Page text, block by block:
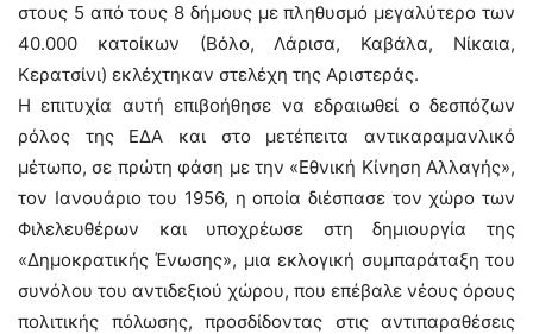
στους 5 από τους 8 δήμους με πληθυσμό μεγαλύτερο των
40.000 κατοίκων (Βόλο, Λάρισα, Καβάλα, Νίκαια,
Κερατσίνι) εκλέχτηκαν στελέχη της Αριστεράς.
Η επιτυχία αυτή επιβοήθησε να εδραιωθεί ο δεσπόζων
ρόλος της ΕΔΑ και στο μετέπειτα αντικαραμανλικό
μέτωπο, σε πρώτη φάση με την «Εθνική Κίνηση Αλλαγής»,
τον Ιανουάριο του 1956, η οποία διέσπασε τον χώρο των
Φιλελευθέρων και υποχρέωσε στη δημιουργία της
«Δημοκρατικής Ένωσης», μια εκλογική συμπαράταξη του
συνόλου του αντιδεξιού χώρου, που επέβαλε νέους όρους
πολιτικής πόλωσης, προσδίδοντας στις αντιπαραθέσεις